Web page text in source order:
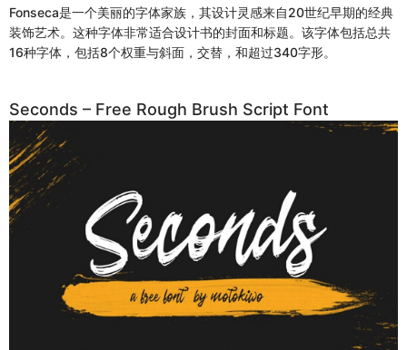
Fonseca是一个美丽的字体家族，其设计灵感来自20世纪早期的经典
装饰艺术。这种字体非常适合设计书的封面和标题。该字体包括总共
16种字体，包括8个权重与斜面，交替，和超过340字形。
Seconds – Free Rough Brush Script Font